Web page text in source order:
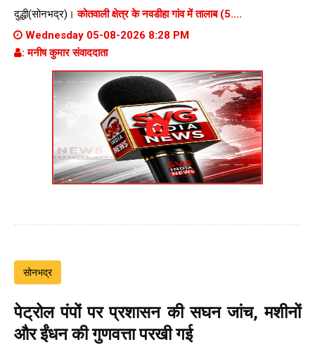
दुद्धी(सोनभद्र)।कोतवाली क्षेत्र के नवडीहा गांव में तालाब (5....
Wednesday 05-08-2026 8:28 PM
: मनीष कुमार संवाददाता
सोनभद्र
पेट्रोल पंपों पर प्रशासन की सघन जांच, मशीनों
और ईंधन की गुणवत्ता परखी गई